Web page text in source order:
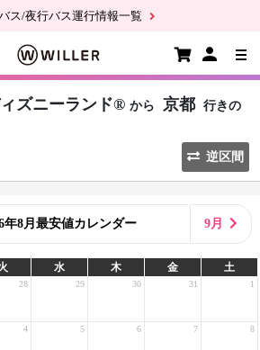
ス/夜行バス運行情報一覧
ズニーランド® から 京都 行きの
逆区間
年8月最安値カレンダー 9月
水 木 金 土
28 29 30 31 1
4 5 6 7 8